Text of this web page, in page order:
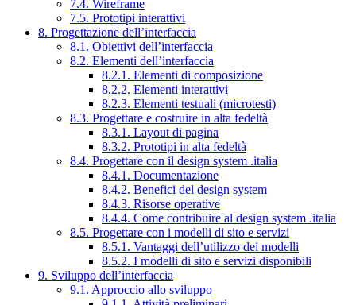
7.4. Wireframe
7.5. Prototipi interattivi
8. Progettazione dell’interfaccia
8.1. Obiettivi dell’interfaccia
8.2. Elementi dell’interfaccia
8.2.1. Elementi di composizione
8.2.2. Elementi interattivi
8.2.3. Elementi testuali (microtesti)
8.3. Progettare e costruire in alta fedeltà
8.3.1. Layout di pagina
8.3.2. Prototipi in alta fedeltà
8.4. Progettare con il design system .italia
8.4.1. Documentazione
8.4.2. Benefici del design system
8.4.3. Risorse operative
8.4.4. Come contribuire al design system .italia
8.5. Progettare con i modelli di sito e servizi
8.5.1. Vantaggi dell’utilizzo dei modelli
8.5.2. I modelli di sito e servizi disponibili
9. Sviluppo dell’interfaccia
9.1. Approccio allo sviluppo